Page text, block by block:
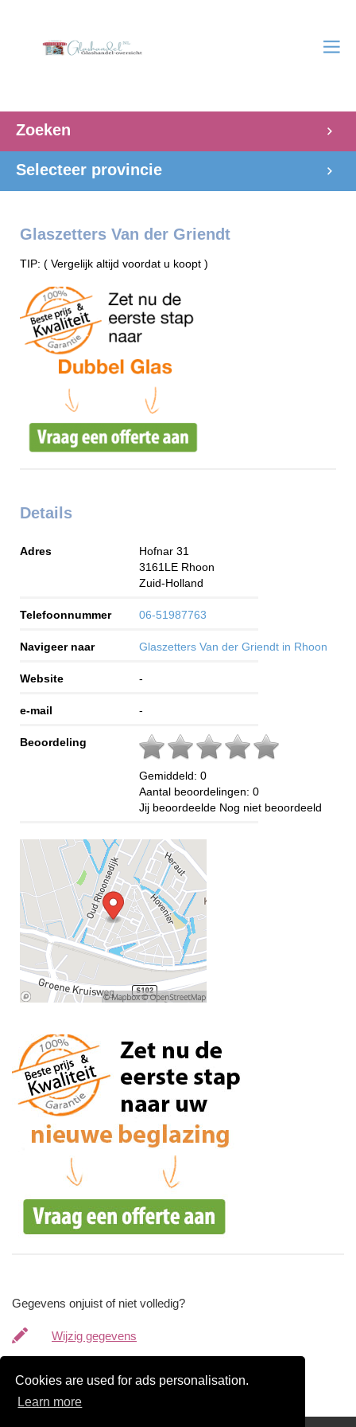
Cookies are used for ads personalisation.
Learn more
Zoeken
Selecteer provincie
Glaszetters Van der Griendt
TIP: ( Vergelijk altijd voordat u koopt )
Details
Adres
Hofnar 31
3161LE Rhoon
Zuid-Holland
Telefoonnummer 06-51987763
Navigeer naar Glaszetters Van der Griendt in Rhoon
Website -
e-mail -
Beoordeling
Gemiddeld: 0
Aantal beoordelingen: 0
Jij beoordeelde Nog niet beoordeeld
Gegevens onjuist of niet volledig?
Wijzig gegevens